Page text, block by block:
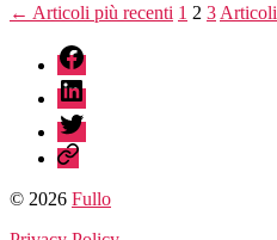
Paginazione
degli
articoli
← Articoli più recenti 1 2 3 Articoli
fb
linkedin
twitter
sessionize
© 2026 Fullo